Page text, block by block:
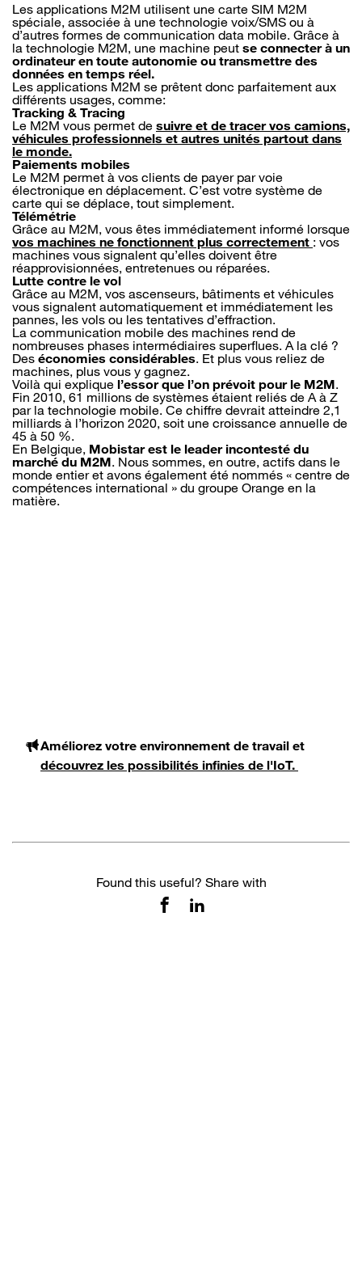
Les applications M2M utilisent une carte SIM M2M
spéciale, associée à une technologie voix/SMS ou à
d’autres formes de communication data mobile. Grâce à
la technologie M2M, une machine peut se connecter à un
ordinateur en toute autonomie ou transmettre des
données en temps réel.
Les applications M2M se prêtent donc parfaitement aux
différents usages, comme:
Tracking & Tracing
Le M2M vous permet de suivre et de tracer vos camions,
véhicules professionnels et autres unités partout dans
le monde.
Paiements mobiles
Le M2M permet à vos clients de payer par voie
électronique en déplacement. C’est votre système de
carte qui se déplace, tout simplement.
Télémétrie
Grâce au M2M, vous êtes immédiatement informé lorsque
vos machines ne fonctionnent plus correctement : vos
machines vous signalent qu’elles doivent être
réapprovisionnées, entretenues ou réparées.
Lutte contre le vol
Grâce au M2M, vos ascenseurs, bâtiments et véhicules
vous signalent automatiquement et immédiatement les
pannes, les vols ou les tentatives d’effraction.
La communication mobile des machines rend de
nombreuses phases intermédiaires superflues. A la clé ?
Des économies considérables. Et plus vous reliez de
machines, plus vous y gagnez.
Voilà qui explique l’essor que l’on prévoit pour le M2M.
Fin 2010, 61 millions de systèmes étaient reliés de A à Z
par la technologie mobile. Ce chiffre devrait atteindre 2,1
milliards à l’horizon 2020, soit une croissance annuelle de
45 à 50 %.
En Belgique, Mobistar est le leader incontesté du
marché du M2M. Nous sommes, en outre, actifs dans le
monde entier et avons également été nommés « centre de
compétences international » du groupe Orange en la
matière.
Améliorez votre environnement de travail et
découvrez les possibilités infinies de l'IoT.
Found this useful? Share with